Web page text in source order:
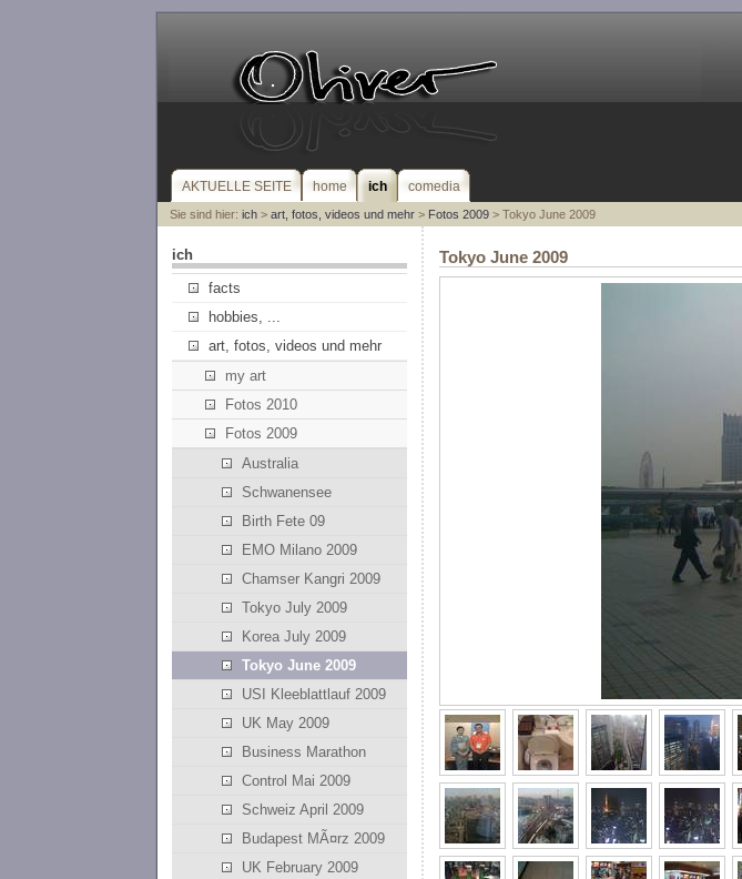
AKTUELLE SEITE home ich comedia
Sie sind hier: ich> art, fotos, videos und mehr> Fotos 2009> Tokyo June 2009
ich
facts
hobbies, ...
art, fotos, videos und mehr
my art
Fotos 2010
Fotos 2009
Australia
Schwanensee
Birth Fete 09
EMO Milano 2009
Chamser Kangri 2009
Tokyo July 2009
Korea July 2009
Tokyo June 2009
USI Kleeblattlauf 2009
UK May 2009
Business Marathon
Control Mai 2009
Schweiz April 2009
Budapest MÃ¤rz 2009
UK February 2009
Tokyo June 2009